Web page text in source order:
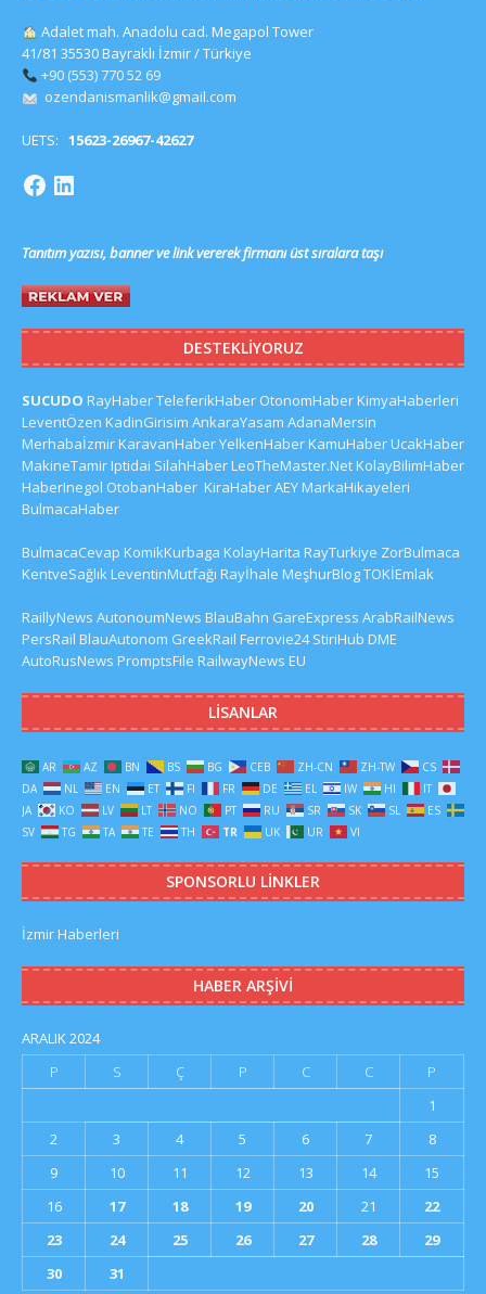
Adalet mah. Anadolu cad. Megapol Tower
41/81 35530 Bayraklı İzmir / Türkiye
+90 (553) 770 52 69
ozendanismanlik@gmail.com
UETS: 15623-26967-42627
Tanıtım yazısı, banner ve link vererek firmanı üst sıralara taşı
DESTEKLIYORUZ
SUCUDO RayHaberTeleferikHaber OtonomHaberKimyaHaberleri
LeventÖzen KadinGirisim AnkaraYasam AdanaMersin
MerhabaİzmirKaravanHaberYelkenHaberKamuHaberUcakHaber
MakineTamirIptidai SilahHaberLeoTheMaster.NetKolayBilimHaber
HaberInegol OtobanHaber KiraHaberAEYMarkaHikayeleri
BulmacaHaber
BulmacaCevap KomikKurbaga KolayHarita RayTurkiye ZorBulmaca
KentveSağlıkLeventinMutfağı Rayİhale MeşhurBlogTOKİEmlak
RaillyNews AutonoumNews BlauBahn GareExpress ArabRailNews
PersRail BlauAutonom GreekRail Ferrovie24 StiriHub DME
AutoRusNews PromptsFile RailwayNews EU
LISANLAR
AR AZ BN BS BG CEB ZH-CN ZH-TW
CS
DA
NL EN ET FI FR DE EL IW HI
IT
JA
KO LV LT NO PT RU SR SK SL
ES
SV
TG TA TE TH TR UK UR VI
SPONSORLU LINKLER
İzmir Haberleri
HABER ARŞIVI
ARALIK 2024
P
S Ç P C C
P
1
2
3 4 5 6 7
8
9
10 11 12 13 14
15
16
17 18 19 20 21
22
23
24 25 26 27 28
29
30
31